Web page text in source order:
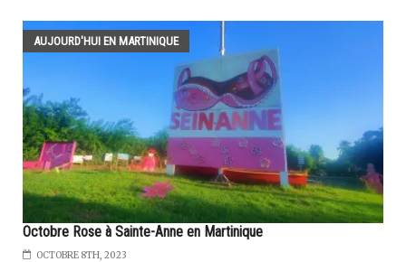
AUJOURD'HUI EN MARTINIQUE
Octobre Rose à Sainte-Anne en Martinique
OCTOBRE 8TH, 2023